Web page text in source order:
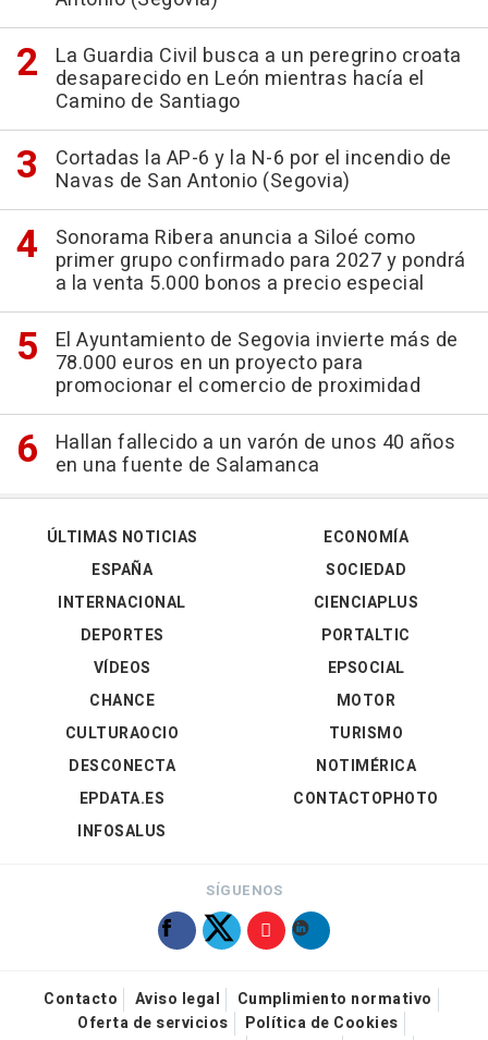
La Guardia Civil busca a un peregrino croata
desaparecido en León mientras hacía el
Camino de Santiago
Cortadas la AP-6 y la N-6 por el incendio de
Navas de San Antonio (Segovia)
Sonorama Ribera anuncia a Siloé como
primer grupo confirmado para 2027 y pondrá
a la venta 5.000 bonos a precio especial
El Ayuntamiento de Segovia invierte más de
78.000 euros en un proyecto para
promocionar el comercio de proximidad
Hallan fallecido a un varón de unos 40 años
en una fuente de Salamanca
ÚLTIMAS NOTICIAS
ESPAÑA
INTERNACIONAL
DEPORTES
VÍDEOS
ECONOMÍA
SOCIEDAD
CIENCIAPLUS
PORTALTIC
EPSOCIAL
CHANCE
CULTURAOCIO
DESCONECTA
EPDATA.ES
INFOSALUS
MOTOR
TURISMO
NOTIMÉRICA
CONTACTOPHOTO
SÍGUENOS
Contacto Aviso legal
Cumplimiento normativo
Oferta de servicios
Política de Cookies